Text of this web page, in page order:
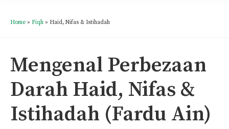
Home » Fiqh » Haid, Nifas & Istihadah
Mengenal Perbezaan
Darah Haid, Nifas &
Istihadah (Fardu Ain)